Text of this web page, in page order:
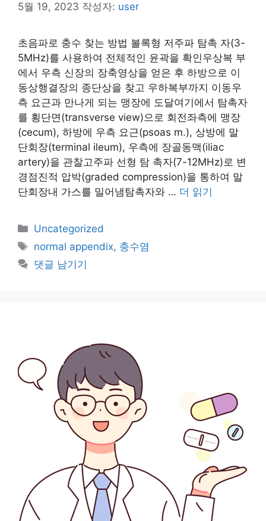
5월 19, 2023 작성자: user
초음파로 충수 찾는 방법 볼록형 저주파 탐촉 자(3-
5MHz)를 사용하여 전체적인 윤곽을 확인우상복 부
에서 우측 신장의 장축영상을 얻은 후 하방으로 이
동상행결장의 종단상을 찾고 우하복부까지 이동우
측 요근과 만나게 되는 맹장에 도달여기에서 탐촉자
를 횡단면(transverse view)으로 회전좌측에 맹장
(cecum), 하방에 우측 요근(psoas m.), 상방에 말
단회장(terminal ileum), 우측에 장골동맥(iliac
artery)을 관찰고주파 선형 탐 촉자(7-12MHz)로 변
경점진적 압박(graded compression)을 통하여 말
단회장내 가스를 밀어냄탐촉자와 … 더 읽기
카
테
리
Uncategorized
태
그
normal appendix, 충수염
댓글 남기기